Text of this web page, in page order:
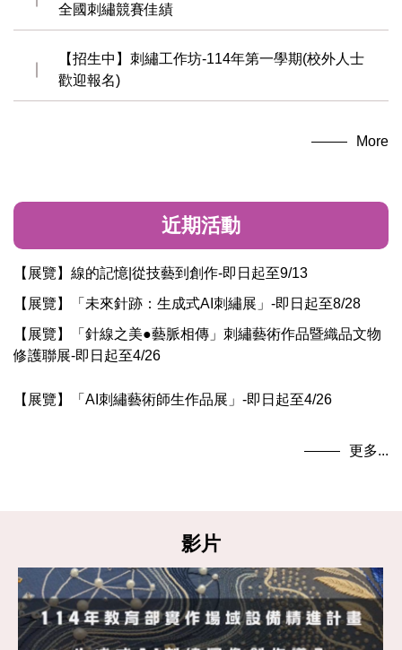
全國刺繡競賽佳績
【招生中】刺繡工作坊-114年第一學期(校外人士
歡迎報名)
More
近期活動
【展覽】線的記憶|從技藝到創作-即日起至9/13
【展覽】「未來針跡：生成式AI刺繡展」-即日起至8/28
【展覽】「針線之美●藝脈相傳」刺繡藝術作品暨織品文物
修護聯展-即日起至4/26
【展覽】「AI刺繡藝術師生作品展」-即日起至4/26
更多...
影片